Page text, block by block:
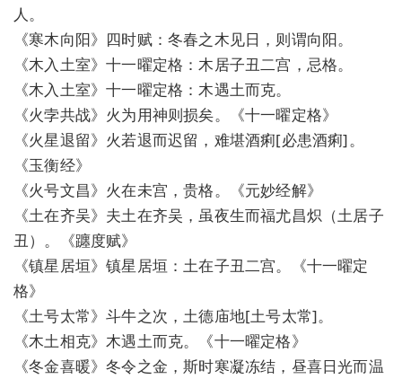
人。
《寒木向阳》四时赋：冬春之木见日，则谓向阳。
《木入土室》十一曜定格：木居子丑二宫，忌格。
《木入土室》十一曜定格：木遇土而克。
《火孛共战》火为用神则损矣。《十一曜定格》
《火星退留》火若退而迟留，难堪酒痢[必患酒痢]。
《玉衡经》
《火号文昌》火在未宫，贵格。《元妙经解》
《土在齐吴》夫土在齐吴，虽夜生而福尤昌炽（土居子
丑）。《躔度赋》
《镇星居垣》镇星居垣：土在子丑二宫。《十一曜定
格》
《土号太常》斗牛之次，土德庙地[土号太常]。
《木土相克》木遇土而克。《十一曜定格》
《冬金喜暖》冬令之金，斯时寒凝冻结，昼喜日光而温